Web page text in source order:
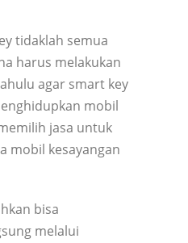
tidaklah semua
harus melakukan
agar smart key
mobil
jasa untuk
mobil kesayangan
bisa
melalui